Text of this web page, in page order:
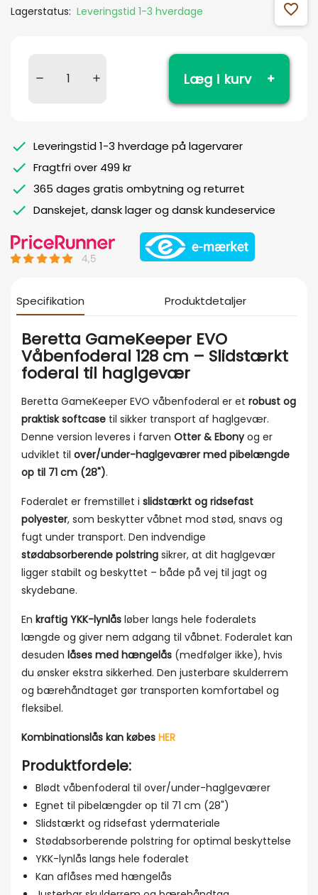
Lagerstatus: Leveringstid 1-3 hverdage favorite_outline
Læg i kurv
Leveringstid 1-3 hverdage på lagervarer
Fragtfri over 499 kr
365 dages gratis ombytning og returret
Danskejet, dansk lager og dansk kundeservice
Specifikation Produktdetaljer
Beretta GameKeeper EVO
Våbenfoderal 128 cm – Slidstærkt
foderal til haglgevær
Beretta GameKeeper EVO våbenfoderal er et robust og
praktisk softcase til sikker transport af haglgevær.
Denne version leveres i farven Otter &Ebonyog er
udviklet til over/under-haglgeværer med pibelængde
op til 71 cm (28").
Foderalet er fremstillet i slidstærkt og ridsefast
polyester, som beskytter våbnet mod stød, snavs og
fugt under transport. Den indvendige
stødabsorberende polstring sikrer, at dit haglgevær
ligger stabilt og beskyttet – både på vej til jagt og
skydebane.
En kraftig YKK-lynlås løber langs hele foderalets
længde og giver nem adgang til våbnet. Foderalet kan
desuden låses med hængelås (medfølger ikke), hvis
du ønsker ekstra sikkerhed. Den justerbare skulderrem
og bærehåndtaget gør transporten komfortabel og
fleksibel.
Kombinationslås kan købes HER
Produktfordele:
Blødt våbenfoderal til over/under-haglgeværer
Egnet til pibelængder op til 71 cm (28")
Slidstærkt og ridsefast ydermateriale
Stødabsorberende polstring for optimal beskyttelse
YKK-lynlås langs hele foderalet
Kan aflåses med hængelås